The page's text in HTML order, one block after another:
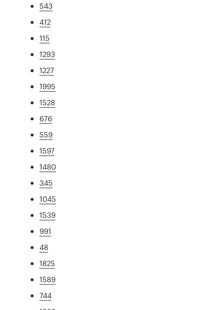
543
412
115
1293
1227
1995
1528
676
559
1597
1480
345
1045
1539
991
48
1825
1589
744